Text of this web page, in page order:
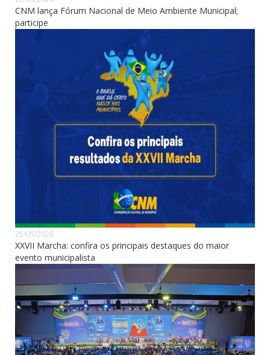
CNM lança Fórum Nacional de Meio Ambiente Municipal;
participe
25/05/2026
XXVII Marcha: confira os principais destaques do maior
evento municipalista